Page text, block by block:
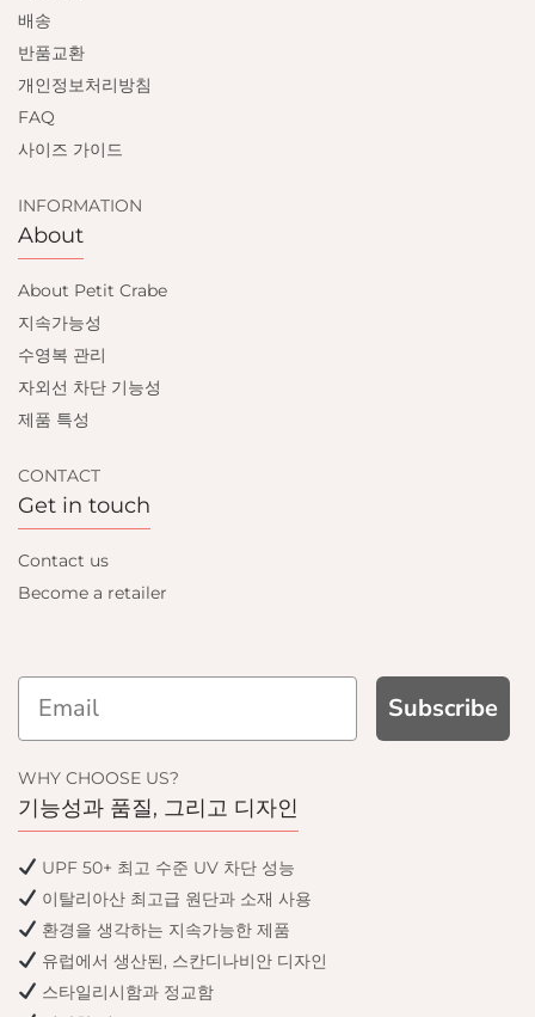
배송
반품교환
개인정보처리방침
FAQ
사이즈 가이드
INFORMATION
About
About Petit Crabe
지속가능성
수영복 관리
자외선 차단 기능성
제품 특성
CONTACT
Get in touch
Contact us
Become a retailer
Subscribe
WHY CHOOSE US?
기능성과 품질, 그리고 디자인
UPF 50+ 최고 수준 UV 차단 성능
이탈리아산 최고급 원단과 소재 사용
환경을 생각하는 지속가능한 제품
유럽에서 생산된, 스칸디나비안 디자인
스타일리시함과 정교함